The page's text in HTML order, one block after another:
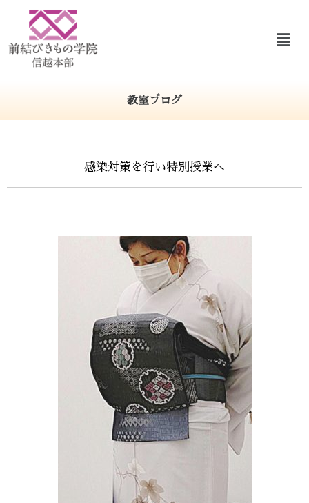
教室ブログ
感染対策を行い特別授業へ